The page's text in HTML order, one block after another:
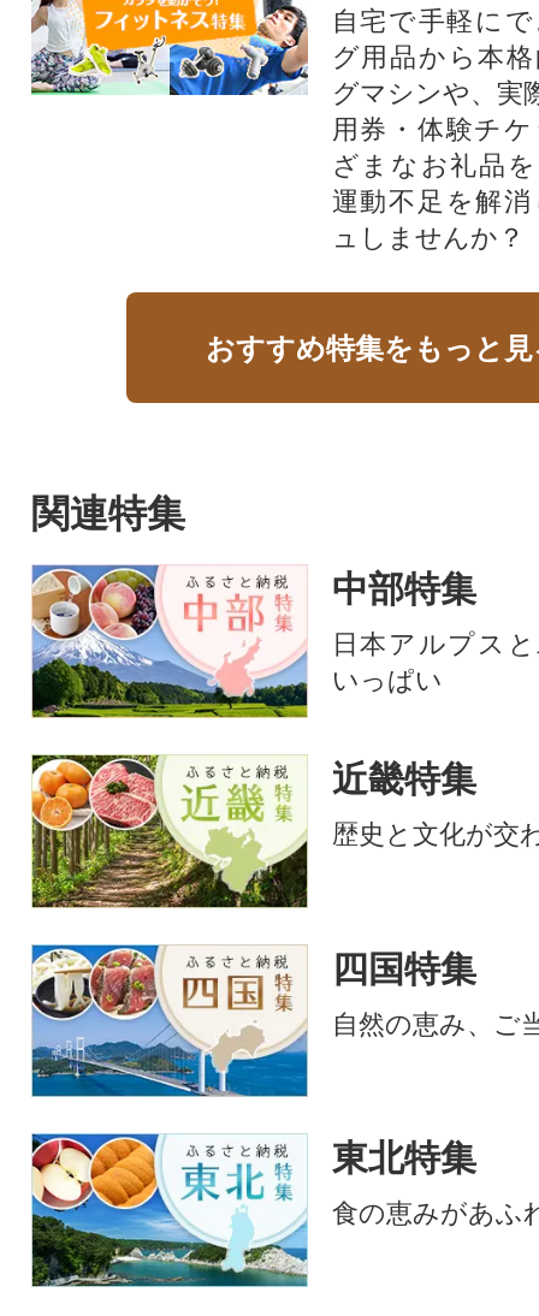
自宅で手軽に
グ用品から本
グマシンや、実
用券・体験チ
ざまなお礼品
運動不足を解
ュしませんか？
おすすめ特集をもっと
関連特集
中部特集
日本アルプス
いっぱい
近畿特集
歴史と文化が交
四国特集
自然の恵み、ご
東北特集
食の恵みがあふ